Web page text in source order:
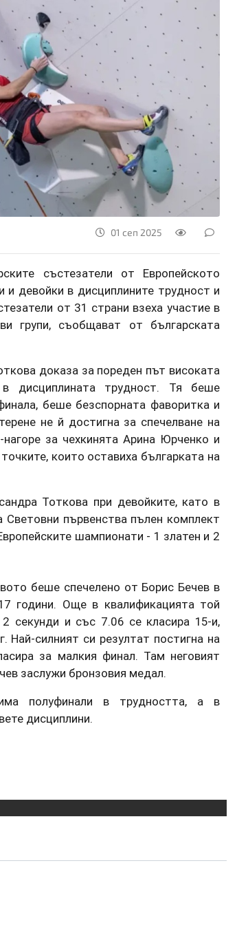
01 сеп 2025
състезатели от Европейското
девойки в дисциплините трудност и
от 31 страни взеха участие в
групи, съобщават от българската
доказа за пореден път високата
дисциплината трудност. Тя беше
беше безспорната фаворитка и
не й достигна за спечелване на
за чехкинята Арина Юрченко и
които оставиха българката на
Тоткова при девойките, като в
Световни първенства пълен комплект
шампионати - 1 златен и 2
беше спечелено от Борис Бечев в
години. Още в квалификацията той
секунди и със 7.06 се класира 15-и,
силният си резултат постигна на
за малкия финал. Там неговият
заслужи бронзовия медал.
полуфинали в трудността, а в
дисциплини.